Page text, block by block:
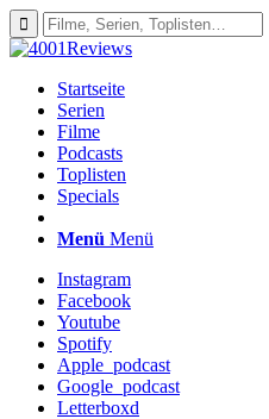
Startseite
Serien
Filme
Podcasts
Toplisten
Specials
Menü Menü
Instagram
Facebook
Youtube
Spotify
Apple_podcast
Google_podcast
Letterboxd